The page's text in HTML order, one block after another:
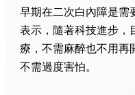
早期在二次白內障是需
表示，隨著科技進步，
療，不需麻醉也不用再
不需過度害怕。